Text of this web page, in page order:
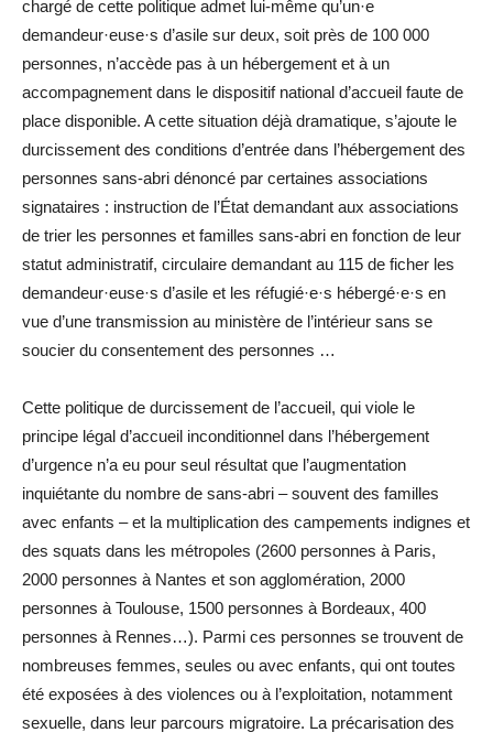
chargé de cette politique admet lui-même qu’un·e
demandeur·euse·s d’asile sur deux, soit près de 100 000
personnes, n’accède pas à un hébergement et à un
accompagnement dans le dispositif national d’accueil faute de
place disponible. A cette situation déjà dramatique, s’ajoute le
durcissement des conditions d’entrée dans l’hébergement des
personnes sans-abri dénoncé par certaines associations
signataires : instruction de l’État demandant aux associations
de trier les personnes et familles sans-abri en fonction de leur
statut administratif, circulaire demandant au 115 de ficher les
demandeur·euse·s d’asile et les réfugié·e·s hébergé·e·s en
vue d’une transmission au ministère de l’intérieur sans se
soucier du consentement des personnes …
Cette politique de durcissement de l’accueil, qui viole le
principe légal d’accueil inconditionnel dans l’hébergement
d’urgence n’a eu pour seul résultat que l’augmentation
inquiétante du nombre de sans-abri – souvent des familles
avec enfants – et la multiplication des campements indignes et
des squats dans les métropoles (2600 personnes à Paris,
2000 personnes à Nantes et son agglomération, 2000
personnes à Toulouse, 1500 personnes à Bordeaux, 400
personnes à Rennes…). Parmi ces personnes se trouvent de
nombreuses femmes, seules ou avec enfants, qui ont toutes
été exposées à des violences ou à l’exploitation, notamment
sexuelle, dans leur parcours migratoire. La précarisation des